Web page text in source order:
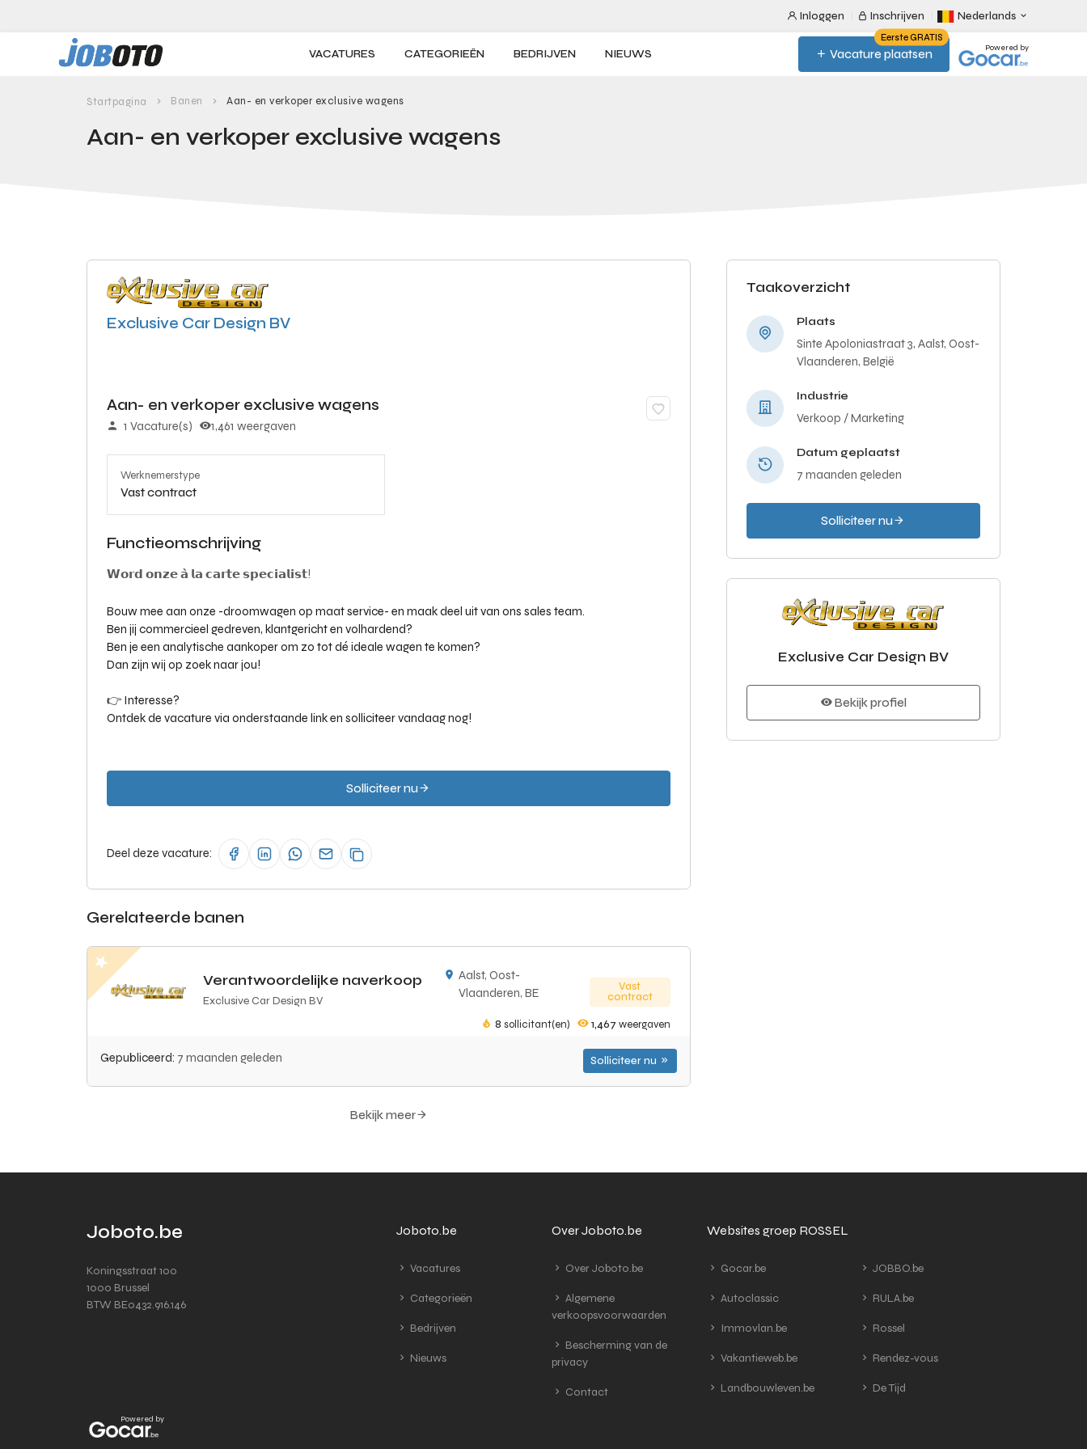
Inloggen Inschrijven Nederlands
VACATURES CATEGORIEËN BEDRIJVEN NIEUWS Vacature plaatsen
Eerste GRATIS
Powered by
Startpagina Banen Aan- en verkoper exclusive wagens
Aan- en verkoper exclusive wagens
Exclusive Car Design BV
Aan- en verkoper exclusive wagens
1 Vacature(s) 1,461 weergaven
Werknemerstype
Vast contract
Functieomschrijving
𝗪𝗼𝗿𝗱 𝗼𝗻𝘇𝗲 𝗮̀ 𝗹𝗮 𝗰𝗮𝗿𝘁𝗲 𝘀𝗽𝗲𝗰𝗶𝗮𝗹𝗶𝘀𝘁!
Bouw mee aan onze -droomwagen op maat service- en maak deel uit van ons sales team.
Ben jij commercieel gedreven, klantgericht en volhardend?
Ben je een analytische aankoper om zo tot dé ideale wagen te komen?
Dan zijn wij op zoek naar jou!
👉 Interesse?
Ontdek de vacature via onderstaande link en solliciteer vandaag nog!
Solliciteer nu
Deel deze vacature:
Gerelateerde banen
Verantwoordelijke naverkoop
Exclusive Car Design BV
Aalst, Oost-
Vlaanderen, BE
Vast
contract
8 sollicitant(en) 1,467 weergaven
Gepubliceerd: 7 maanden geleden Solliciteer nu
Bekijk meer
Taakoverzicht
Plaats
Sinte Apoloniastraat 3, Aalst, Oost-
Vlaanderen, België
Industrie
Verkoop / Marketing
Datum geplaatst
7 maanden geleden
Solliciteer nu
Exclusive Car Design BV
Bekijk profiel
Joboto.be
Koningsstraat 100
1000 Brussel
BTW BE0432.916.146
Joboto.be
Vacatures
Categorieën
Bedrijven
Nieuws
Over Joboto.be
Over Joboto.be
Algemene
verkoopsvoorwaarden
Bescherming van de
privacy
Contact
Websites groep ROSSEL
Gocar.be
Autoclassic
Immovlan.be
Vakantieweb.be
Landbouwleven.be
JOBBO.be
RULA.be
Rossel
Rendez-vous
De Tijd
Powered by